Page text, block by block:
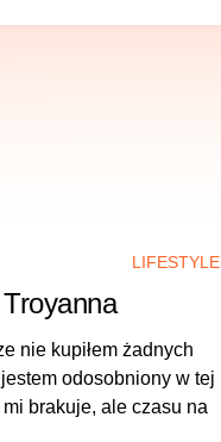
LIFESTYLE
nie kupiłem żadnych
odosobniony w tej
brakuje, ale czasu na